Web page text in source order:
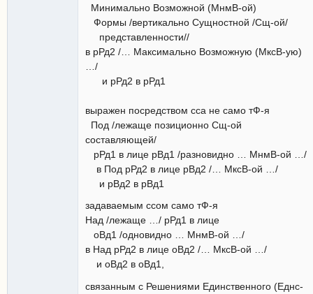
Минимально Возможной (МнмВ-ой)
Формы /вертикально Сущностной /Сщ-ой/
представленности//
в рРд2 /… Максимально Возможную (МксВ-ую)
…/
и рРд2 в рРд1
выражен посредством сса не само тФ-я
Под /лежаще позиционно Сщ-ой
составляющей/
рРд1 в лице рВд1 /разновидно … МнмВ-ой …/
в Под рРд2 в лице рВд2 /… МксВ-ой …/
и рВд2 в рВд1
задаваемым ссом само тФ-я
Над /лежаще …/ рРд1 в лице
оВд1 /одновидно … МнмВ-ой …/
в Над рРд2 в лице оВд2 /… МксВ-ой …/
и оВд2 в оВд1,
связанным с Решениями Единственного (Еднс-